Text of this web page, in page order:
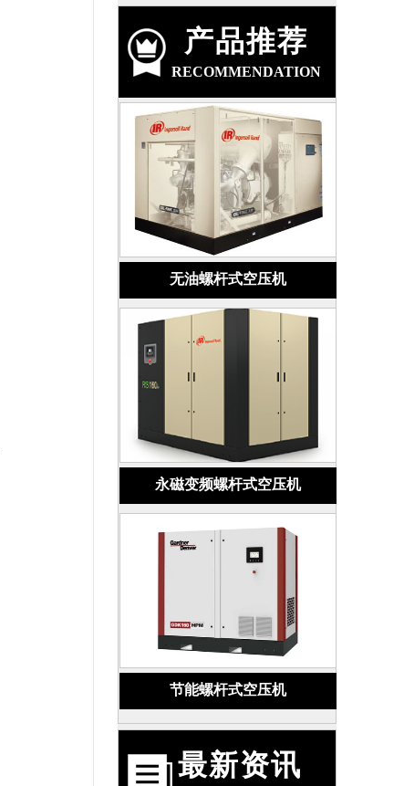
产品推荐
RECOMMENDATION
无油螺杆式空压机
永磁变频螺杆式空压机
节能螺杆式空压机
最新资讯